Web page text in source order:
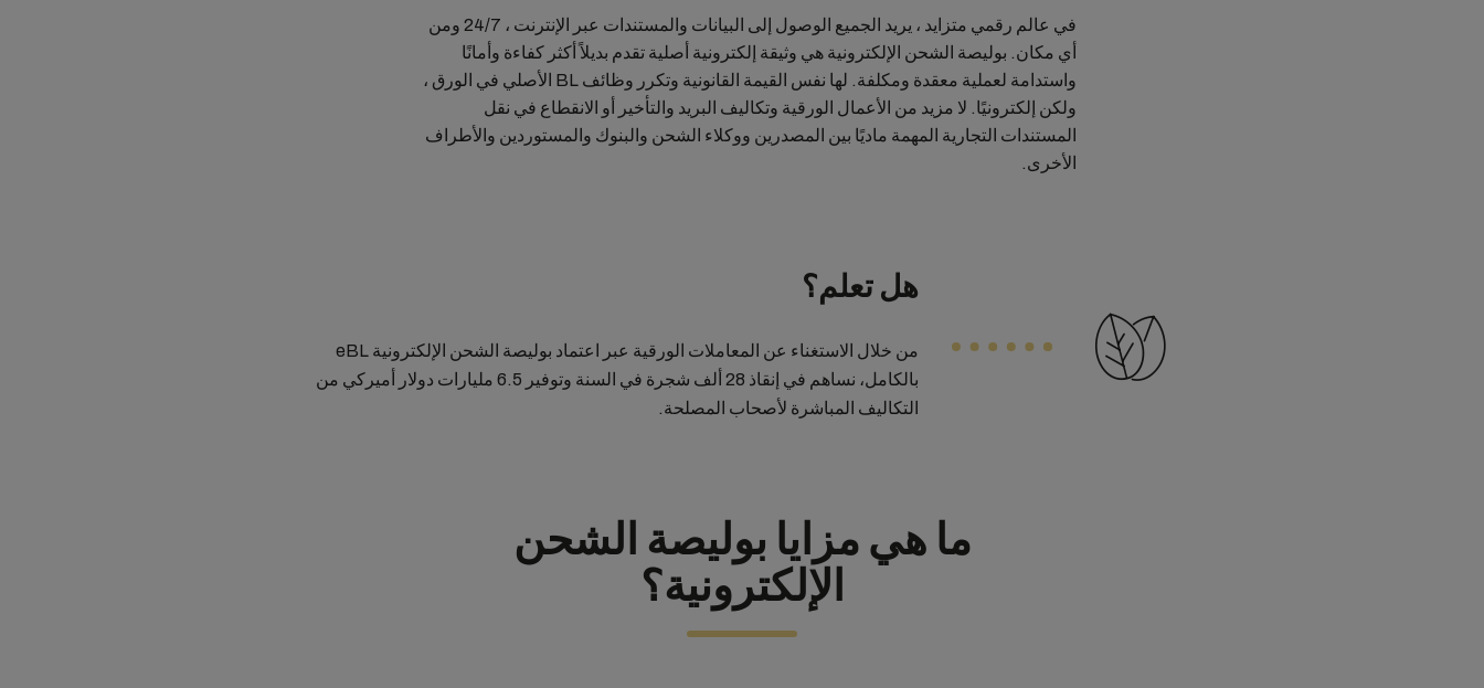
في عالم رقمي متزايد ، يريد الجميع الوصول إلى البيانات والمستندات عبر الإنترنت ، 24/7 ومن
أي مكان. بوليصة الشحن الإلكترونية هي وثيقة إلكترونية أصلية تقدم بديلاً أكثر كفاءة وأمانًا
واستدامة لعملية معقدة ومكلفة. لها نفس القيمة القانونية وتكرر وظائف BL الأصلي في الورق ،
ولكن إلكترونيًا. لا مزيد من الأعمال الورقية وتكاليف البريد والتأخير أو الانقطاع في نقل
المستندات التجارية المهمة ماديًا بين المصدرين ووكلاء الشحن والبنوك والمستوردين والأطراف
الأخرى.
هل تعلم؟
من خلال الاستغناء عن المعاملات الورقية عبر اعتماد بوليصة الشحن الإلكترونية eBL
بالكامل، نساهم في إنقاذ 28 ألف شجرة في السنة وتوفير 6.5 مليارات دولار أميركي من
التكاليف المباشرة لأصحاب المصلحة.
ما هي مزايا بوليصة الشحن
الإلكترونية؟